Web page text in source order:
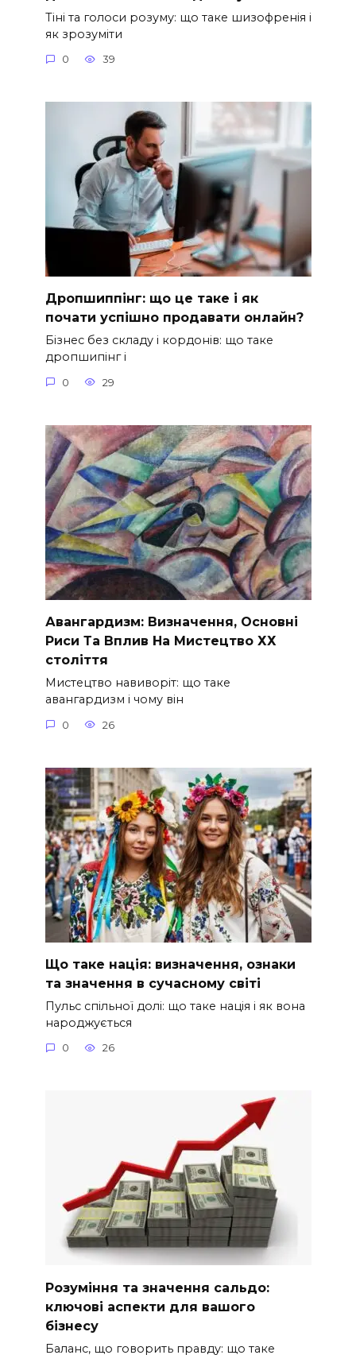
Тіні та голоси розуму: що таке шизофренія і
як зрозуміти
0 39
Дропшиппінг: що це таке і як
почати успішно продавати онлайн?
Бізнес без складу і кордонів: що таке
дропшипінг і
0 29
Авангардизм: Визначення, Основні
Риси Та Вплив На Мистецтво ХХ
століття
Мистецтво навиворіт: що таке
авангардизм і чому він
0 26
Що таке нація: визначення, ознаки
та значення в сучасному світі
Пульс спільної долі: що таке нація і як вона
народжується
0 26
Розуміння та значення сальдо:
ключові аспекти для вашого
бізнесу
Баланс, що говорить правду: що таке